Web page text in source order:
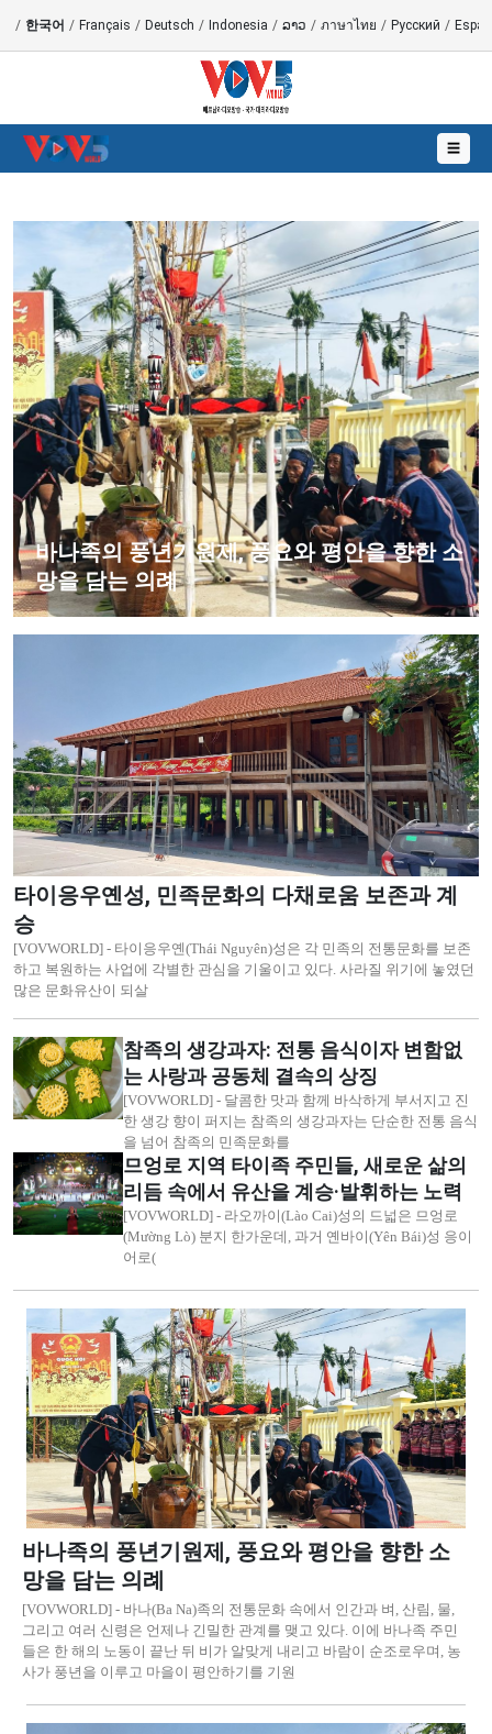
/ 한국어 / Français / Deutsch / Indonesia / ລາວ / ภาษาไทย / Русский /
☰
바나족의 풍년기원제, 풍요와 평안을 향한 소
망을 담는 의례
타이응우옌성, 민족문화의 다채로움 보존과 계
승
[VOVWORLD] - 타이응우옌(Thái Nguyên)성은 각 민족의 전통문화를 보존
하고 복원하는 사업에 각별한 관심을 기울이고 있다. 사라질 위기에 놓였던
많은 문화유산이 되살
참족의 생강과자: 전통 음식이자 변함없
는 사랑과 공동체 결속의 상징
[VOVWORLD] - 달콤한 맛과 함께 바삭하게 부서지고 진
한 생강 향이 퍼지는 참족의 생강과자는 단순한 전통 음식
을 넘어 참족의 민족문화를
므엉로 지역 타이족 주민들, 새로운 삶의
리듬 속에서 유산을 계승·발휘하는 노력
[VOVWORLD] - 라오까이(Lào Cai)성의 드넓은 므엉로
(Mường Lò) 분지 한가운데, 과거 옌바이(Yên Bái)성 응이
어로(
바나족의 풍년기원제, 풍요와 평안을 향한 소
망을 담는 의례
[VOVWORLD] - 바나(Ba Na)족의 전통문화 속에서 인간과 벼, 산림, 물,
그리고 여러 신령은 언제나 긴밀한 관계를 맺고 있다. 이에 바나족 주민
들은 한 해의 노동이 끝난 뒤 비가 알맞게 내리고 바람이 순조로우며, 농
사가 풍년을 이루고 마을이 평안하기를 기원